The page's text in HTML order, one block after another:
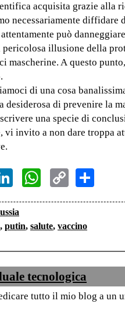
acquisita grazie alla
necessariamente
può
pericolosa illusione della
mascherine. A questo
di una cosa
desiderosa di prevenire la
una specie di
vi invito a non dare troppa
LinkedInWhatsApp
Copy
Link
, putin, salute, vaccino
tecnologica
tutto il mio blog a un